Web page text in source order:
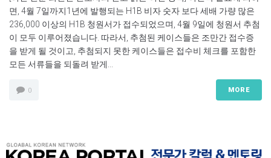
면, 4월 7일까지1년에 발행되는 H1B 비자 숫자 보다 세배 가량 많은
236,000 이상의 H1B 청원서가 접수되었으며, 4월 9일에 청원서 추첨
이 모두 이루어졌습니다. 따라서, 추첨된 케이스들은 조만간 접수증
을 받게 될 것이고, 추첨되지 못한 케이스들은 접수비 체크를 포함한
모든 서류들을 되돌려 받게...
0 MORE